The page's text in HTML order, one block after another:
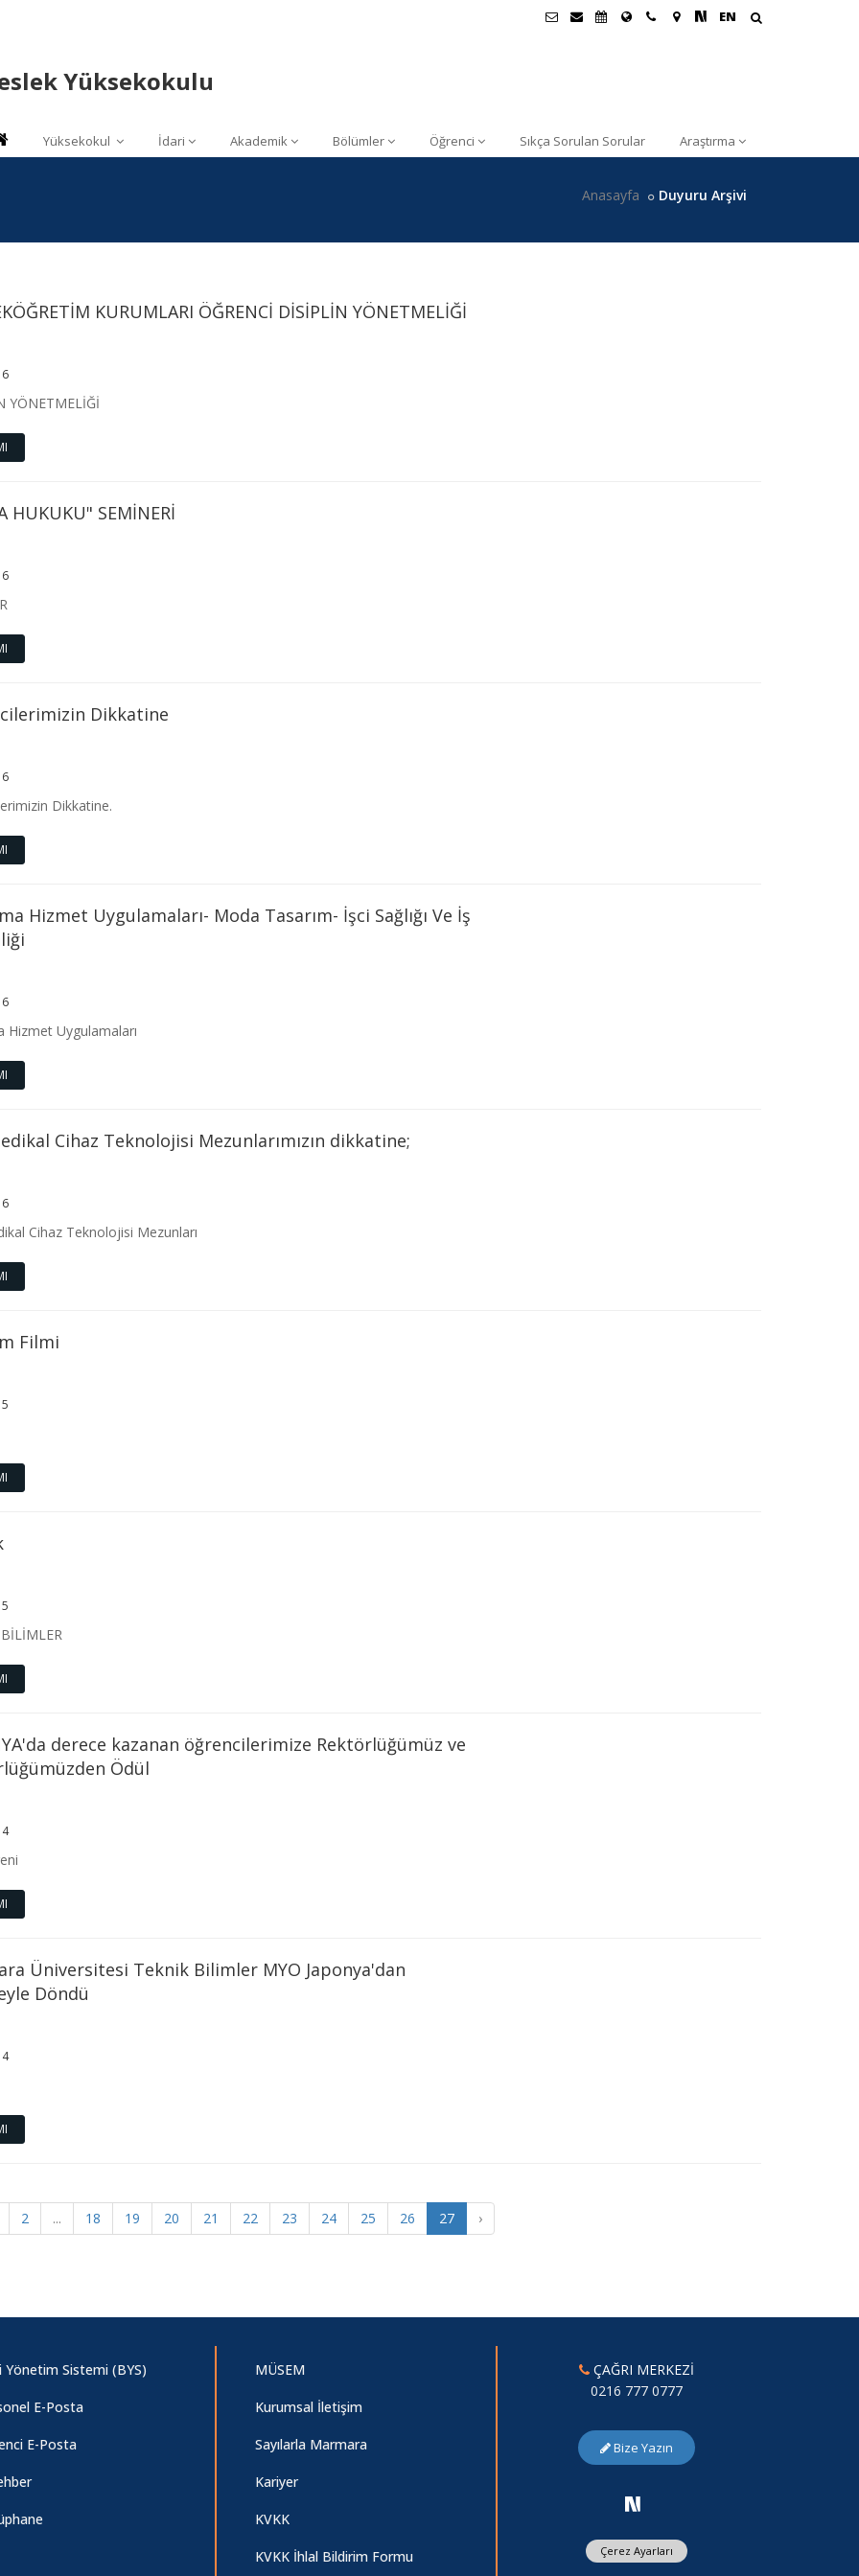
EN
Yüksekokulu
Yüksekokul İdari Akademik Bölümler Öğrenci Sıkça Sorulan Sorular Araştırma
Anasayfa Duyuru Arşivi
KURUMLARI ÖĞRENCİ DİSİPLİN YÖNETMELİĞİ
YÖNETMELİĞİ
HUKUKU" SEMİNERİ
Dikkatine
Dikkatine.
Hizmet Uygulamaları- Moda Tasarım- İşci Sağlığı Ve İş
Hizmet Uygulamaları
Cihaz Teknolojisi Mezunlarımızın dikkatine;
Cihaz Teknolojisi Mezunları
Filmi
derece kazanan öğrencilerimize Rektörlüğümüz ve
Ödül
Üniversitesi Teknik Bilimler MYO Japonya'dan
Döndü
2 ... 18 19 20 21 22 23 24 25 26 27 ›
Yönetim Sistemi (BYS)
E-Posta
E-Posta
MÜSEM
Kurumsal İletişim
Sayılarla Marmara
Kariyer
KVKK
KVKK İhlal Bildirim Formu
ÇAĞRI MERKEZİ
0216 777 0777
Bize Yazın
Çerez Ayarları